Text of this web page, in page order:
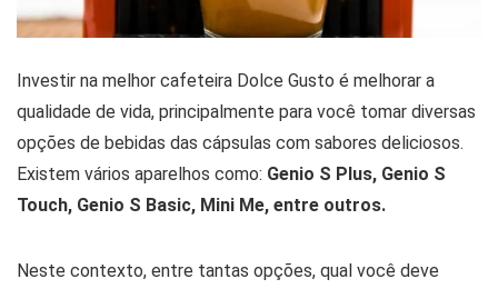
Investir na melhor cafeteira Dolce Gusto é melhorar a
qualidade de vida, principalmente para você tomar diversas
opções de bebidas das cápsulas com sabores deliciosos.
Existem vários aparelhos como: Genio S Plus, Genio S
Touch, Genio S Basic, Mini Me, entre outros.
Neste contexto, entre tantas opções, qual você deve